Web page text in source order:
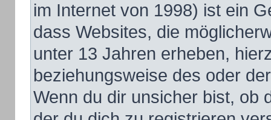
im Internet von 1998) ist ein
dass Websites, die
unter 13 Jahren erheben,
beziehungsweise des oder
Wenn du dir unsicher bist, ob